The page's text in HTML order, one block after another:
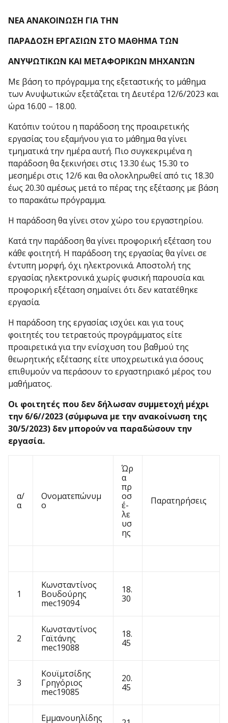
ΝΕΑ ΑΝΑΚΟΙΝΩΣΗ ΓΙΑ ΤΗΝ
ΠΑΡΑΔΟΣΗ ΕΡΓΑΣΙΩΝ ΣΤΟ ΜΑΘΗΜΑ ΤΩΝ
ΑΝΥΨΩΤΙΚΩΝ ΚΑΙ ΜΕΤΑΦΟΡΙΚΩΝ ΜΗΧΑΝΏΝ
Με βάση το πρόγραμμα της εξεταστικής το μάθημα
των Ανυψωτικών εξετάζεται τη Δευτέρα 12/6/2023 και
ώρα 16.00 – 18.00.
Κατόπιν τούτου η παράδοση της προαιρετικής
εργασίας του εξαμήνου για το μάθημα θα γίνει
τμηματικά την ημέρα αυτή. Πιο συγκεκριμένα η
παράδοση θα ξεκινήσει στις 13.30 έως 15.30 το
μεσημέρι στις 12/6 και θα ολοκληρωθεί από τις 18.30
έως 20.30 αμέσως μετά το πέρας της εξέτασης με βάση
το παρακάτω πρόγραμμα.
Η παράδοση θα γίνει στον χώρο του εργαστηρίου.
Κατά την παράδοση θα γίνει προφορική εξέταση του
κάθε φοιτητή. Η παράδοση της εργασίας θα γίνει σε
έντυπη μορφή, όχι ηλεκτρονικά. Αποστολή της
εργασίας ηλεκτρονικά χωρίς φυσική παρουσία και
προφορική εξέταση σημαίνει ότι δεν κατατέθηκε
εργασία.
Η παράδοση της εργασίας ισχύει και για τους
φοιτητές του τετραετούς προγράμματος είτε
προαιρετικά για την ενίσχυση του βαθμού της
θεωρητικής εξέτασης είτε υποχρεωτικά για όσους
επιθυμούν να περάσουν το εργαστηριακό μέρος του
μαθήματος.
Οι φοιτητές που δεν δήλωσαν συμμετοχή μέχρι
την 6/6//2023 (σύμφωνα με την ανακοίνωση της
30/5/2023) δεν μπορούν να παραδώσουν την
εργασία.
α/
α
Ονοματεπώνυμ
ο
Ώρ
α
πρ
οσ
έ-
λε
υσ
ης
Παρατηρήσεις
1
Κωνσταντίνος
Βουδούρης
mec19094
18.
30
2
Κωνσταντίνος
Γαϊτάνης
mec19088
18.
45
3
Κουϊμτσίδης
Γρηγόριος
mec19085
20.
45
Εμμανουηλίδης